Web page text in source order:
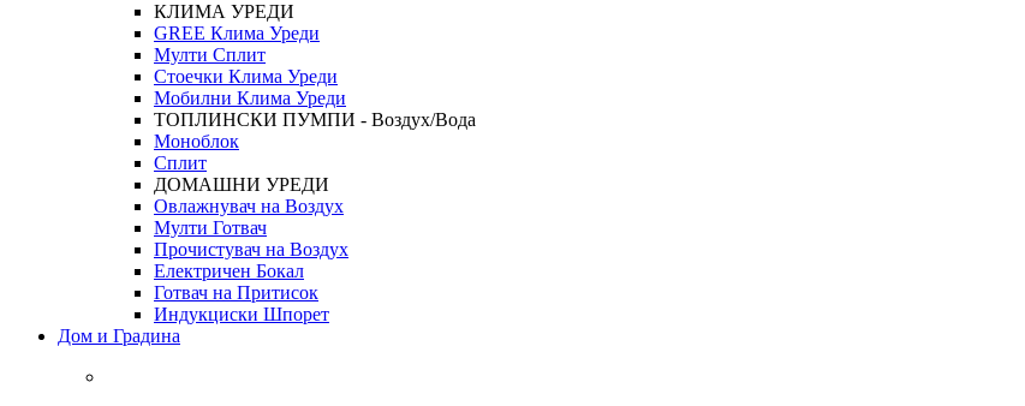
КЛИМА УРЕДИ
GREE Клима Уреди
Мулти Сплит
Стоечки Клима Уреди
Мобилни Клима Уреди
ТОПЛИНСКИ ПУМПИ - Воздух/Вода
Моноблок
Сплит
ДОМАШНИ УРЕДИ
Овлажнувач на Воздух
Мулти Готвач
Прочистувач на Воздух
Електричен Бокал
Готвач на Притисок
Индукциски Шпорет
Дом и Градина